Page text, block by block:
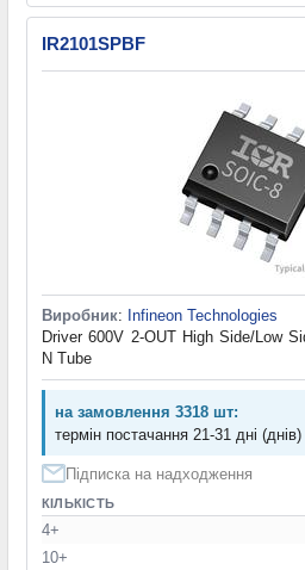
IR2101SPBF
Виробник: Infineon Technologies
Driver 600V 2-OUT High Side/Low
N Tube
на замовлення 3318 шт:
термін постачання 21-31 дні (днів)
Підписка на надходження
КІЛЬКІСТЬ
4+
10+